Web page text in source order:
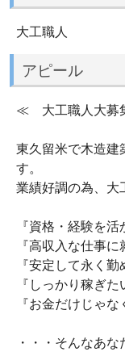
大工職人
アピール
≪ 大工職人大
東久留米で木造建
す。
業績好調の為、大
『資格・経験を活
『高収入な仕事に
『安定して永く勤
『しっかり稼ぎた
『お金だけじゃな
・・・そんなあ